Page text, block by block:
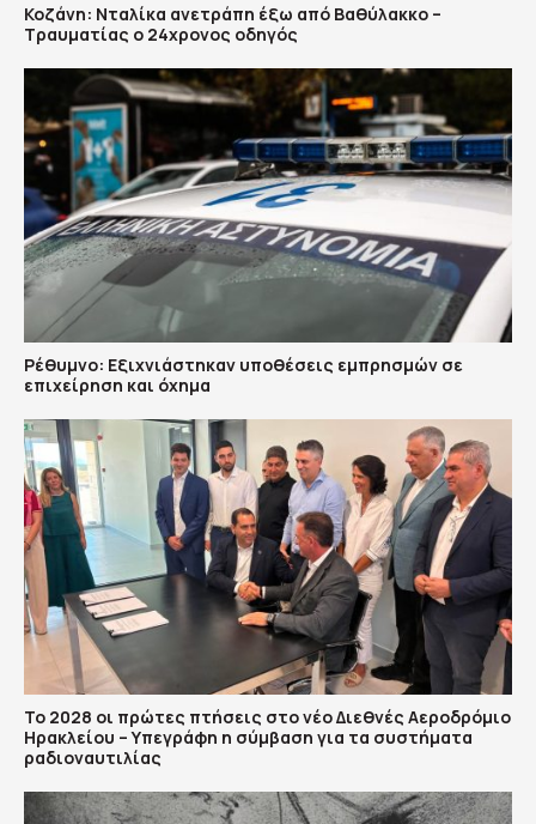
Κοζάνη: Νταλίκα ανετράπη έξω από Βαθύλακκο –
Τραυματίας ο 24χρονος οδηγός
Ρέθυμνο: Εξιχνιάστηκαν υποθέσεις εμπρησμών σε
επιχείρηση και όχημα
Το 2028 οι πρώτες πτήσεις στο νέο Διεθνές Αεροδρόμιο
Ηρακλείου – Υπεγράφη η σύμβαση για τα συστήματα
ραδιοναυτιλίας